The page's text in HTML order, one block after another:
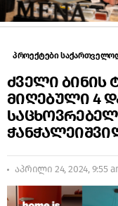
პროექტები
ძველი ბინის
მიღებული 4
აპრილი 24, 2024, 9:55